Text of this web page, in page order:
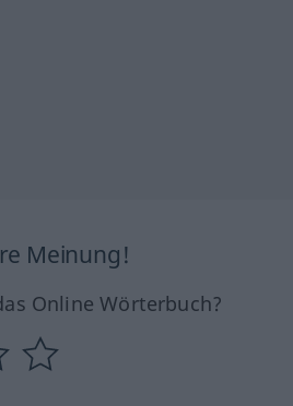
Meinung!
Online Wörterbuch?